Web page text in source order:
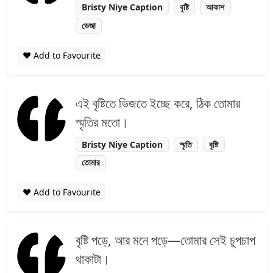
Bristy Niye Caption বৃষ্টি
আকাশ
ভেজা
❤️ Add to Favourite
এই বৃষ্টিতে ভিজতে ইচ্ছে করে, ঠিক তোমার
স্মৃতির মতো।
Bristy Niye Caption স্মৃতি
বৃষ্টি
তোমার
❤️ Add to Favourite
বৃষ্টি পড়ে, আর মনে পড়ে—তোমার সেই চুপচাপ
থাকাটা।